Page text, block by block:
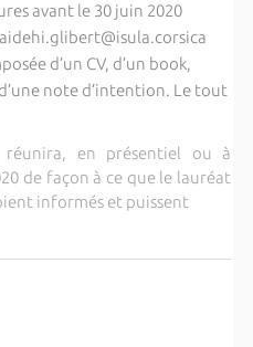
avant le 30 juin 2020
d’un CV, d’un book,
note d’intention. Le tout
en présentiel ou à
de façon à ce que le lauréat
informés et puissent